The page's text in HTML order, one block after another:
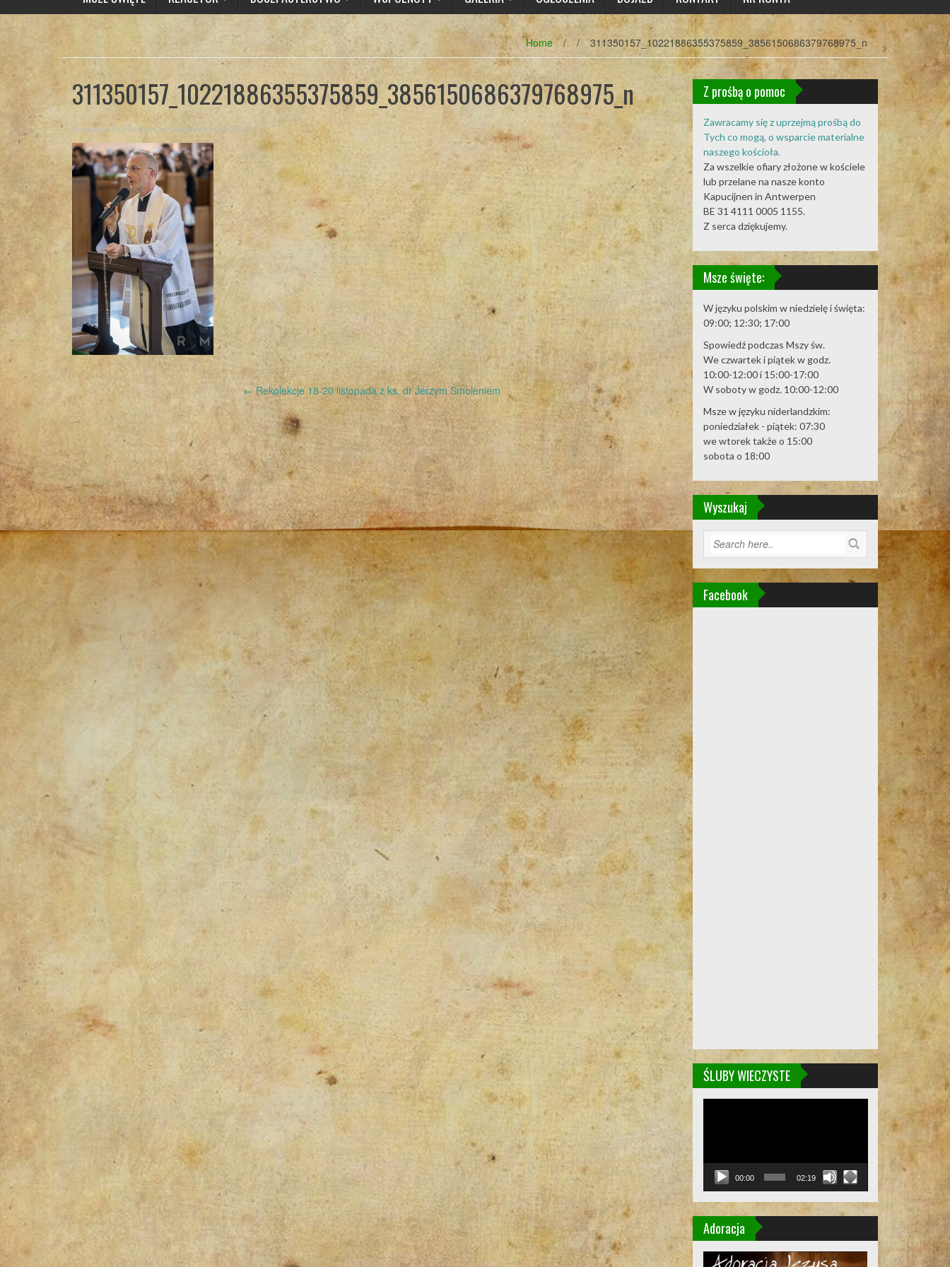
Home / / 311350157_10221886355375859_3856150686379768975_n
311350157_10221886355375859_3856150686379768975_n
Posted ByBrat Marcin on 14 października 2022
Post
navigation
← Rekolekcje 18-20 listopada z ks. dr Jerzym Smoleniem
Z prośbą o pomoc
Zawracamy się z uprzejmą prośbą do
Tych co mogą, o wsparcie materialne
naszego kościoła.
Za wszelkie ofiary złożone w kościele
lub przelane na nasze konto
Kapucijnen in Antwerpen
BE 31 4111 0005 1155.
Z serca dziękujemy.
Msze święte:
W języku polskim w niedzielę i święta:
09:00; 12:30; 17:00
Spowiedź podczas Mszy św.
We czwartek i piątek w godz.
10:00-12:00 i 15:00-17:00
W soboty w godz. 10:00-12:00
Msze w języku niderlandzkim:
poniedziałek - piątek: 07:30
we wtorek także o 15:00
sobota o 18:00
Wyszukaj
Facebook
ŚLUBY WIECZYSTE
00:00 02:19
Adoracja